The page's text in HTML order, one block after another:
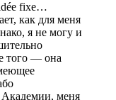
fixe…
как для меня
я не могу и
того — она
меня